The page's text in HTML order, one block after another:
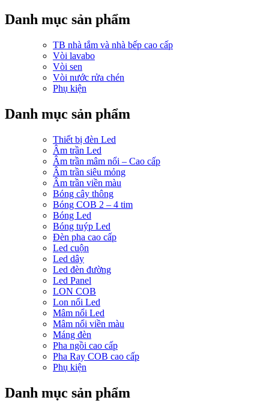
Danh mục sản phẩm
TB nhà tắm và nhà bếp cao cấp
Vòi lavabo
Vòi sen
Vòi nước rửa chén
Phụ kiện
Danh mục sản phẩm
Thiết bị đèn Led
Âm trần Led
Âm trần mâm nổi – Cao cấp
Âm trần siêu mỏng
Âm trần viền màu
Bóng cây thông
Bóng COB 2 – 4 tim
Bóng Led
Bóng tuýp Led
Đèn pha cao cấp
Led cuộn
Led dây
Led đèn đường
Led Panel
LON COB
Lon nổi Led
Mâm nổi Led
Mâm nổi viền màu
Máng đèn
Pha ngồi cao cấp
Pha Ray COB cao cấp
Phụ kiện
Danh mục sản phẩm